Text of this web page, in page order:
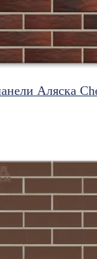
Аляска